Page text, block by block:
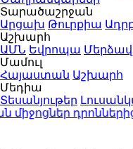
Տարածաշրջան
Արցախ Թուրքիա
Աշխարհ
ԱՄՆ Եվրոպա
Մամուլ
Հայաստան Աշխարհ
Մեդիա
Տեսանյութեր
դրոններից